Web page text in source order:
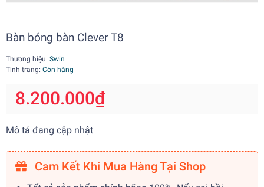
Bàn bóng bàn Clever T8
Thương hiệu: Swin
Tình trạng: Còn hàng
8.200.000₫
Mô tả đang cập nhật
Cam Kết Khi Mua Hàng Tại Shop